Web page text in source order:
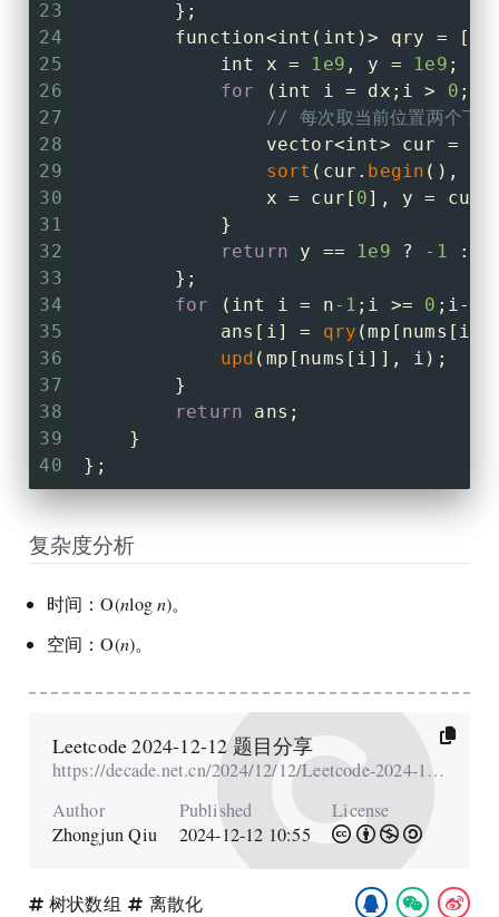
23
24
25
26
27
28
29
30
31
32
33
34
35
36
37
38
39
40
        };
        function<
int ( int )> qry =
int
x = 1e9 , y = 1e9 ;
for ( int i = dx;i > 0 ;i
// 每次取当前位置两个下标
                vector<
int> cur =
sort (cur. begin (),
                x = cur[
0], y = cur[
            }
return y == 1e9 ? -1 :
        };
for ( int i = n-1 ;i >= 0 ;i--
            ans[i] =
qry (mp[nums[i]]
upd (mp[nums[i]], i);
        }
return ans;
    }
};
复杂度分析
时间：O(nlogn)。
空间：O(n)。
Leetcode 2024-12-12 题目分享
https://decade.net.cn/2024/12/12/Leetcode-2024-12-12-题目分享/
Author
Zhongjun Qiu
Published
2024-12-12 10:55
License
树状数组 离散化